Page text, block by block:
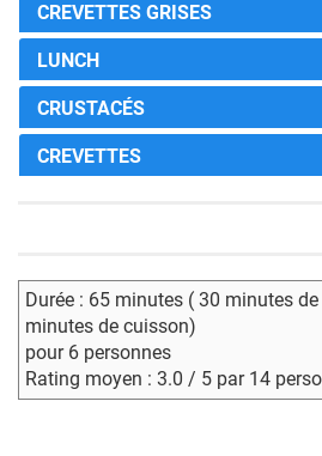
CREVETTES GRISES
LUNCH
CRUSTACÉS
CREVETTES
Durée : 65 minutes ( 30 minutes
minutes de cuisson)
pour 6 personnes
Rating moyen : 3.0 / 5 par 14